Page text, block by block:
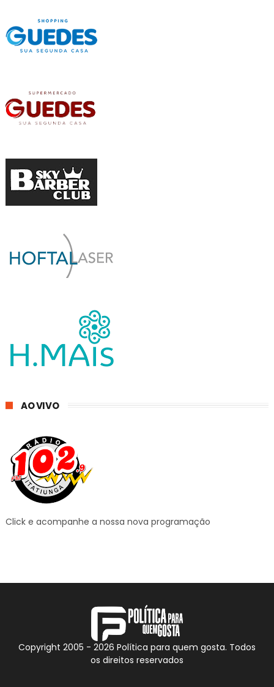
AO VIVO
Click e acompanhe a nossa nova programação
Copyright 2005 - 2026 Política para quem gosta. Todos
os direitos reservados